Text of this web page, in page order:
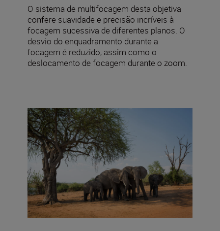
O sistema de multifocagem desta objetiva
confere suavidade e precisão incríveis à
focagem sucessiva de diferentes planos. O
desvio do enquadramento durante a
focagem é reduzido, assim como o
deslocamento de focagem durante o zoom.